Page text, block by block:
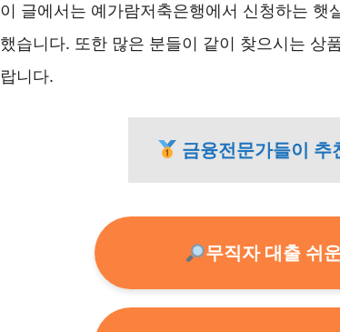
이 글에서는 예가람저축은행에서 신청하는
했습니다. 또한 많은 분들이 같이 찾으시는 상
랍니다.
금융전문가들이 추
무직자 대출 쉬